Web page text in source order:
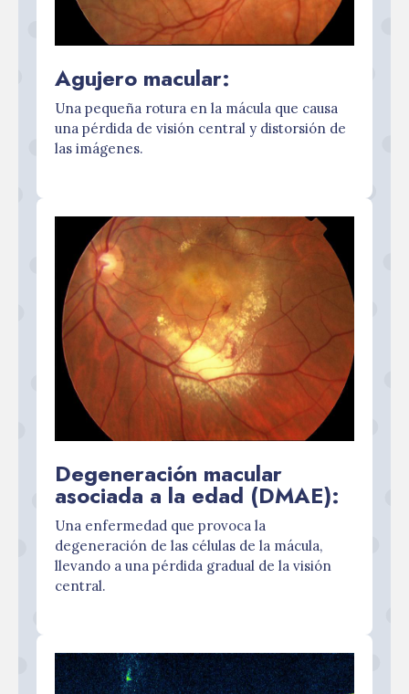
Agujero macular:
Una pequeña rotura en la mácula que causa
una pérdida de visión central y distorsión de
las imágenes.
Degeneración macular
asociada a la edad (DMAE):
Una enfermedad que provoca la
degeneración de las células de la mácula,
llevando a una pérdida gradual de la visión
central.